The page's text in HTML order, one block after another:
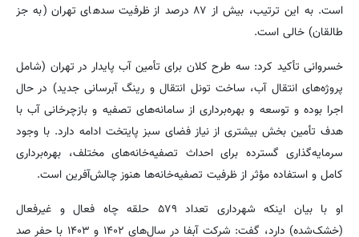
است. به این ترتیب، بیش از ۸۷ درصد از ظرفیت سدهای تهران (به جز
طالقان) خالی است.
خسروانی تأکید کرد: سه طرح کلان برای تأمین آب پایدار در تهران (شامل
پروژه‌های انتقال آب، ساخت تونل انتقال و رینگ آبرسانی جدید) در حال
اجرا بوده و توسعه و بهره‌برداری از سامانه‌های تصفیه و بازچرخانی آب با
هدف تأمین بخش بیشتری از نیاز فضای سبز پایتخت ادامه دارد. با وجود
سرمایه‌گذاری گسترده برای احداث تصفیه‌خانه‌های مختلف، بهره‌برداری
کامل و استفاده مؤثر از ظرفیت تصفیه‌خانه‌ها هنوز چالش‌آفرین است.
او با بیان اینکه شهرداری تعداد ۵۷۹ حلقه چاه فعال و غیرفعال
(خشک‌شده) دارد، گفت: شرکت آبفا در سال‌های ۱۴۰۲ و ۱۴۰۳ با حفر صد